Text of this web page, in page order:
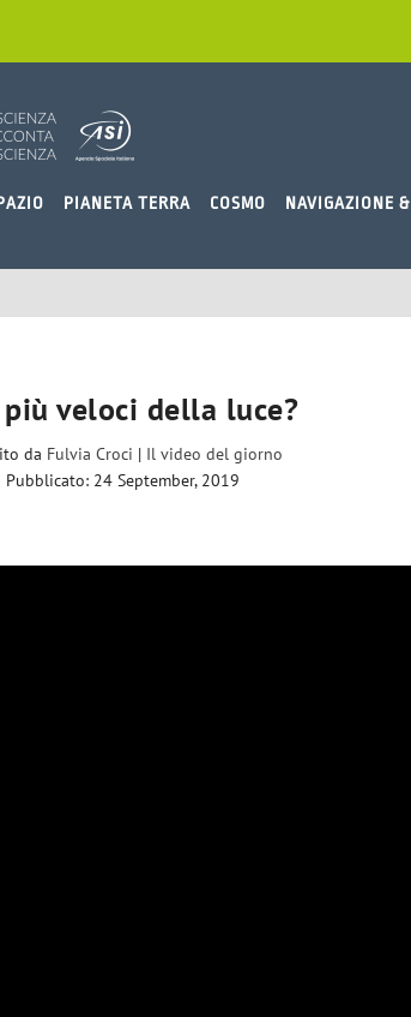
PIANETA TERRA COSMO NAVIGAZIONE
più veloci della luce?
da Fulvia Croci | Il video del giorno
Pubblicato: 24 September, 2019